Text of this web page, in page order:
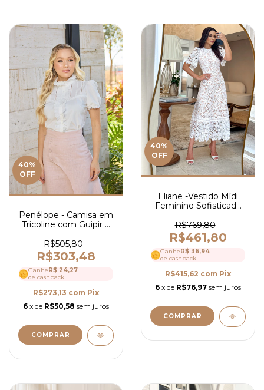
40%
OFF
Penélope - Camisa em
Tricoline com Guipir e
4031
R$505,80
R$303,48
GanheR$ 24,27
de cashback
R$273,13 com Pix
6 x de R$50,58 sem juros
COMPRAR
40%
OFF
Eliane -Vestido Mídi
Feminino Sofisticado
Nude, Manga Curta e
Caimento Elegante -
Ref 4005
R$769,80
R$461,80
GanheR$ 36,94
de cashback
R$415,62 com Pix
6 x de R$76,97 sem juros
COMPRAR